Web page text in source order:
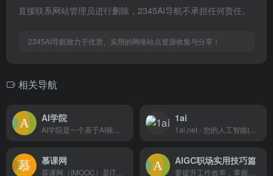
直接联系网站管理员进行删除，2345AI导航不承担任何责任。
2345AI导航致力于优质、实用的网络站点资源收集与分享！
相关导航
AI学院 1ai
慕课网 AIGC职场实用技巧篇